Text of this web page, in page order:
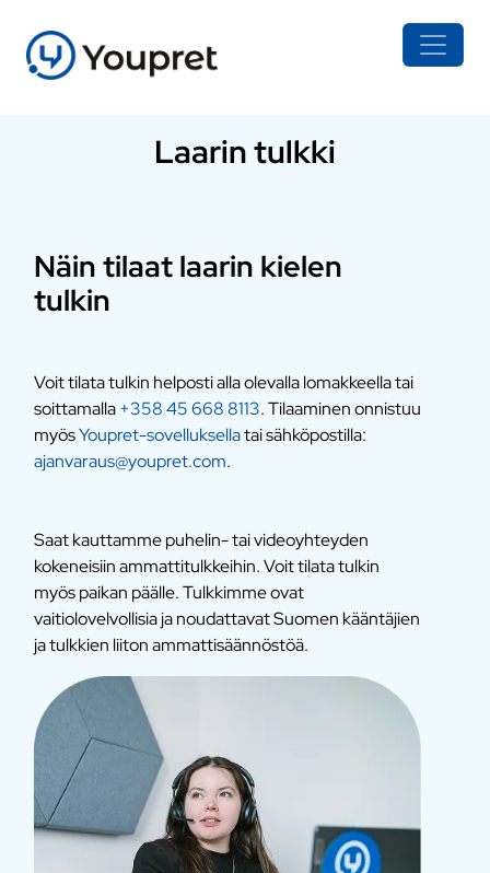
Laarin tulkki
Näin tilaat laarin kielen
tulkin
Voit tilata tulkin helposti alla olevalla lomakkeella tai
soittamalla+358 45 668 8113. Tilaaminen onnistuu
myösYoupret-sovelluksellatai sähköpostilla:
ajanvaraus@youpret.com.
Saat kauttamme puhelin- tai videoyhteyden
kokeneisiin ammattitulkkeihin. Voit tilata tulkin
myös paikan päälle. Tulkkimme ovat
vaitiolovelvollisia ja noudattavat Suomen kääntäjien
ja tulkkien liiton ammattisäännöstöä.